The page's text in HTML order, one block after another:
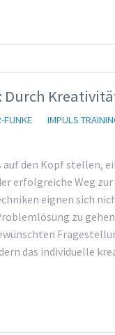
Durch
FUNKE IMPULS
den Kopf stellen,
erfolgreiche Weg
eignen sich
zu
das individuelle